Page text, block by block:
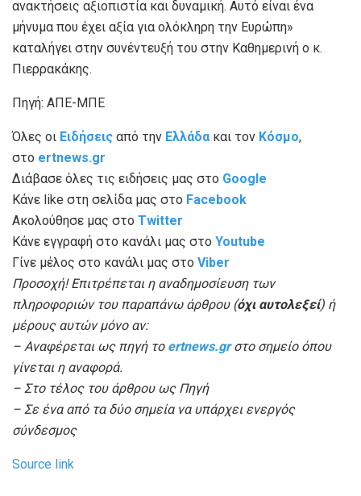
ανακτήσεις αξιοπιστία και δυναμική. Αυτό είναι ένα
μήνυμα που έχει αξία για ολόκληρη την Ευρώπη»
καταλήγει στην συνέντευξή του στην Καθημερινή ο κ.
Πιερρακάκης.
Πηγή: ΑΠΕ-ΜΠΕ
Όλες οι Ειδήσεις από την Ελλάδα και τον Κόσμο,
στο ertnews.gr
Διάβασε όλες τις ειδήσεις μας στο Google
Κάνε like στη σελίδα μας στο Facebook
Ακολούθησε μας στο Twitter
Κάνε εγγραφή στο κανάλι μας στο Youtube
Γίνε μέλος στο κανάλι μας στο Viber
Προσοχή! Επιτρέπεται η αναδημοσίευση των
πληροφοριών του παραπάνω άρθρου (όχι αυτολεξεί) ή
μέρους αυτών μόνο αν:
– Αναφέρεται ως πηγή το ertnews.gr στο σημείο όπου
γίνεται η αναφορά.
– Στο τέλος του άρθρου ως Πηγή
– Σε ένα από τα δύο σημεία να υπάρχει ενεργός
σύνδεσμος
Source link